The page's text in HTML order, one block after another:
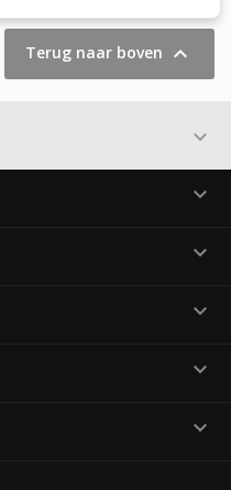
Terug naar boven 





